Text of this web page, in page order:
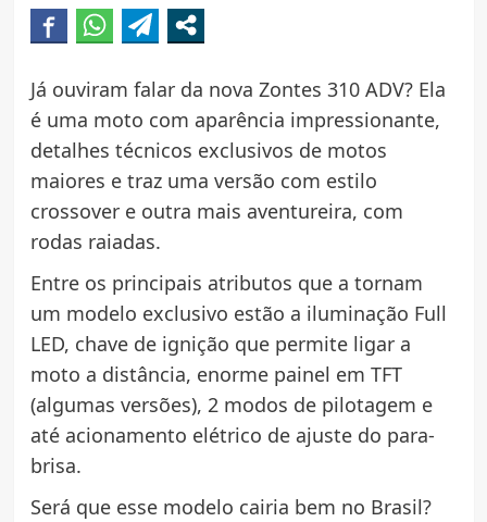
Já ouviram falar da nova Zontes 310 ADV? Ela
é uma moto com aparência impressionante,
detalhes técnicos exclusivos de motos
maiores e traz uma versão com estilo
crossover e outra mais aventureira, com
rodas raiadas.
Entre os principais atributos que a tornam
um modelo exclusivo estão a iluminação Full
LED, chave de ignição que permite ligar a
moto a distância, enorme painel em TFT
(algumas versões), 2 modos de pilotagem e
até acionamento elétrico de ajuste do para-
brisa.
Será que esse modelo cairia bem no Brasil?